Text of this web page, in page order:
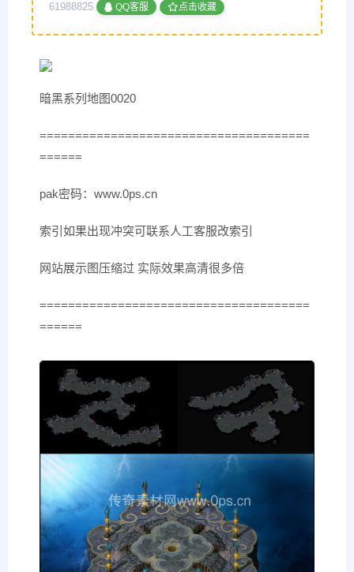
61988825
QQ客服 点击收藏
暗黑系列地图0020
======================================
======
pak密码：www.0ps.cn
索引如果出现冲突可联系人工客服改索引
网站展示图压缩过 实际效果高清很多倍
======================================
======